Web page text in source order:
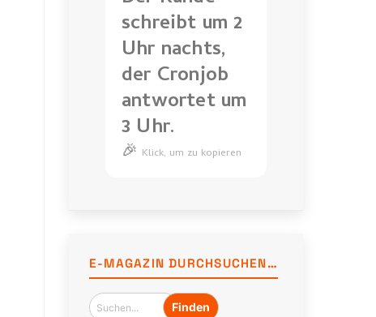
schreibt um 2
Uhr nachts,
der Cronjob
antwortet um
3 Uhr.
🎉 Klick, um zu kopieren
Uhr
nachts,
E-MAGAZIN DURCHSUCHEN…